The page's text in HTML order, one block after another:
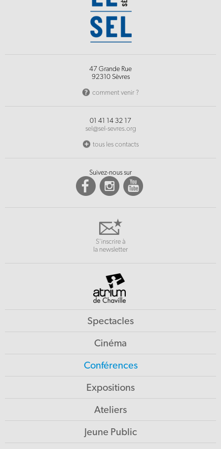
47 Grande Rue
92310 Sèvres
comment venir ?
01 41 14 32 17
sel@sel-sevres.org
tous les contacts
Suivez-nous sur
S'inscrire à
la newsletter
Spectacles
Cinéma
Conférences
Expositions
Ateliers
Jeune Public